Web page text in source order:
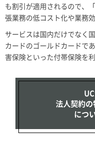
も割引が適用されるので、
張業務の低コスト化や業務
サービスは国内だけでなく
カードのゴールドカードで
害保険といった付帯保険を
法人契約
につ